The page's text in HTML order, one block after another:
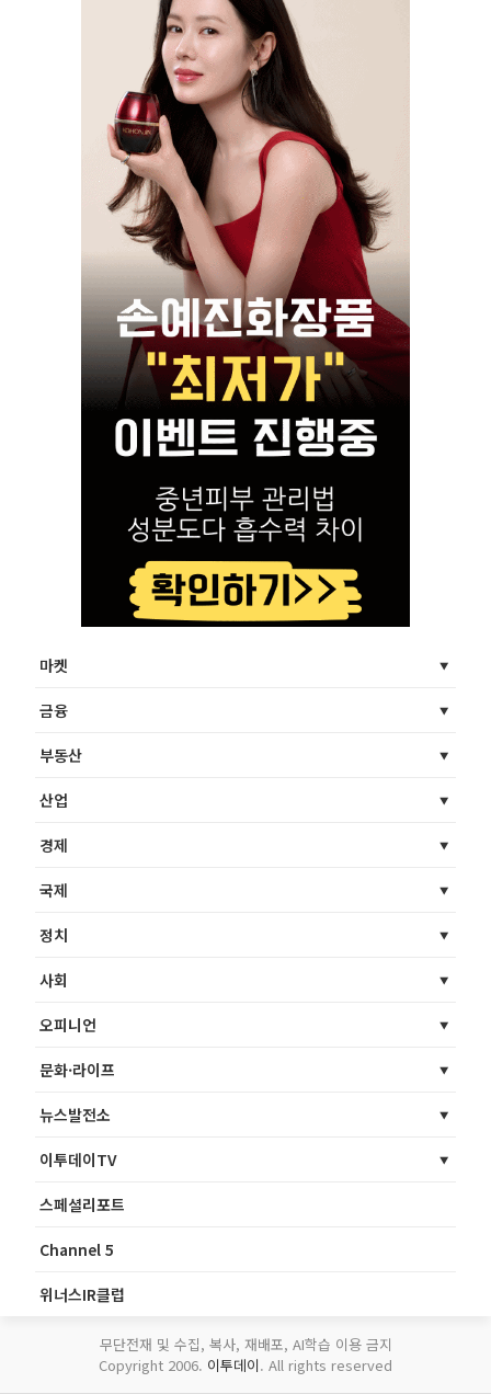
마켓
금융
부동산
산업
경제
국제
정치
사회
오피니언
문화·라이프
뉴스발전소
이투데이TV
스페셜리포트
Channel 5
위너스IR클럽
무단전재 및 수집, 복사, 재배포, AI학습 이용 금지
Copyright 2006. 이투데이. All rights reserved